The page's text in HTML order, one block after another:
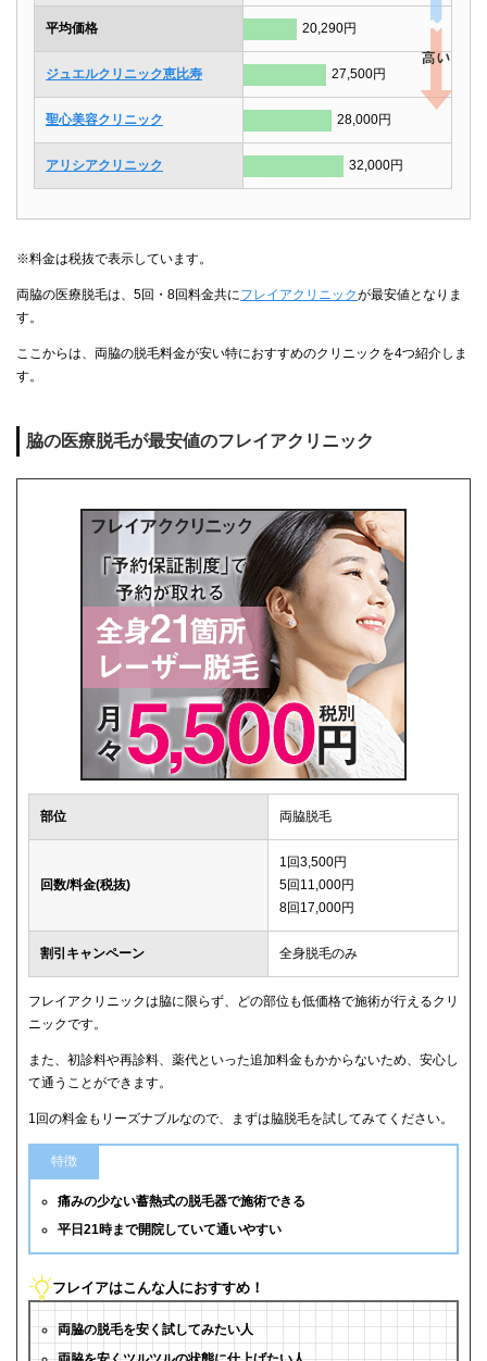
平均価格 20,290円
ジュエルクリニック恵比寿 27,500円
聖心美容クリニック 28,000円
アリシアクリニック 32,000円
※料金は税抜で表示しています。
両脇の医療脱毛は、5回・8回料金共にフレイアクリニックが最安値となりま
す。
ここからは、両脇の脱毛料金が安い特におすすめのクリニックを4つ紹介しま
す。
脇の医療脱毛が最安値のフレイアクリニック
部位 両脇脱毛
回数/料金(税抜)
1回3,500円
5回11,000円
8回17,000円
割引キャンペーン 全身脱毛のみ
フレイアクリニックは脇に限らず、どの部位も低価格で施術が行えるクリ
ニックです。
また、初診料や再診料、薬代といった追加料金もかからないため、安心し
て通うことができます。
1回の料金もリーズナブルなので、まずは脇脱毛を試してみてください。
特徴
痛みの少ない蓄熱式の脱毛器で施術できる
平日21時まで開院していて通いやすい
フレイアはこんな人におすすめ！
両脇の脱毛を安く試してみたい人